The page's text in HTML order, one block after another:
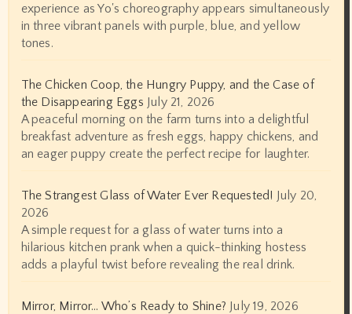
experience as Yo's choreography appears simultaneously
in three vibrant panels with purple, blue, and yellow
tones.
The Chicken Coop, the Hungry Puppy, and the Case of
the Disappearing Eggs July 21, 2026
A peaceful morning on the farm turns into a delightful
breakfast adventure as fresh eggs, happy chickens, and
an eager puppy create the perfect recipe for laughter.
The Strangest Glass of Water Ever Requested! July 20,
2026
A simple request for a glass of water turns into a
hilarious kitchen prank when a quick-thinking hostess
adds a playful twist before revealing the real drink.
Mirror, Mirror… Who’s Ready to Shine? July 19, 2026